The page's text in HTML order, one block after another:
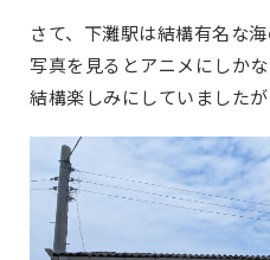
さて、下灘駅は結構有名な
写真を見るとアニメにしかな
結構楽しみにしていました